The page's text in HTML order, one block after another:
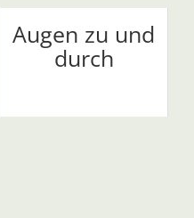
Augen zu und
durch